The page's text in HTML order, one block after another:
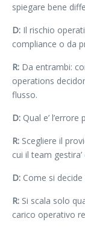
spiegare bene
D: Il rischio
compliance o da
R: Da entrambi:
operations
flusso.
D: Qual e’
R: Scegliere il
cui il team
D: Come si
R: Si scala solo
carico operativo